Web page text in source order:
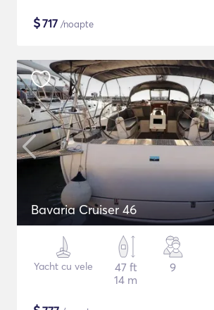
$717 /noapte
Bavaria Cruiser 46
Yacht cu vele
47 ft
14 m
9